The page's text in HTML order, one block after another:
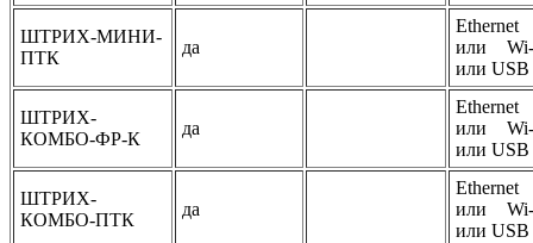
ШТРИХ-МИНИ-
ПТК
да
Ethernet
или
или USB
ШТРИХ-
КОМБО-ФР-К
да
Ethernet
или
или USB
ШТРИХ-
КОМБО-ПТК
да
Ethernet
или
или USB